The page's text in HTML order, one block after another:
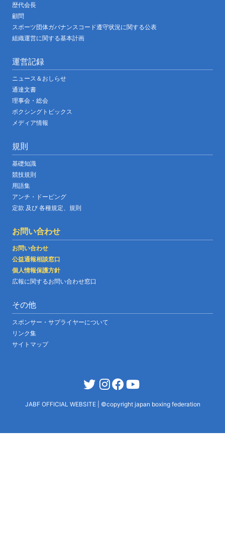
歴代会長
顧問
スポーツ団体ガバナンスコード遵守状況に関する公表
組織運営に関する基本計画
運営記録
ニュース＆おしらせ
通達文書
理事会・総会
ボクシングトピックス
メディア情報
規則
基礎知識
競技規則
用語集
アンチ・ドーピング
定款 及び 各種規定、規則
お問い合わせ
お問い合わせ
公益通報相談窓口
個人情報保護方針
広報に関するお問い合わせ窓口
その他
スポンサー・サプライヤーについて
リンク集
サイトマップ
JABF OFFICIAL WEBSITE ©copyright japan boxing federation